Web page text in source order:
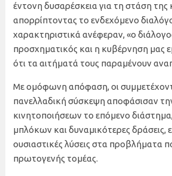
έντονη δυσαρέσκεια για τη στάση της
απορρίπτοντας το ενδεχόμενο
χαρακτηριστικά ανέφεραν, «ο
προσχηματικός και η κυβέρνηση μας
ότι τα αιτήματά τους παραμένουν
Με ομόφωνη απόφαση, οι
πανελλαδική σύσκεψη αποφάσισαν
κινητοποιήσεων το επόμενο
μπλόκων και δυναμικότερες δράσεις,
ουσιαστικές λύσεις στα προβλήματα
πρωτογενής τομέας.